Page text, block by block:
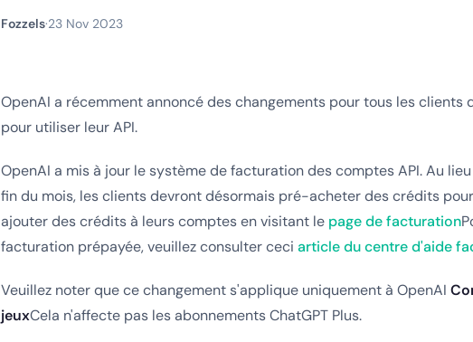
Fozzels·23 Nov 2023
OpenAI a récemment annoncé des changements pour tous les clients
pour utiliser leur API.
OpenAI a mis à jour le système de facturation des comptes API. Au
fin du mois, les clients devront désormais pré-acheter des crédits
ajouter des crédits à leurs comptes en visitant le page de facturation
facturation prépayée, veuillez consulter ceci article du centre d'aide
Veuillez noter que ce changement s'applique uniquement à OpenAI
jeuxCela n'affecte pas les abonnements ChatGPT Plus.